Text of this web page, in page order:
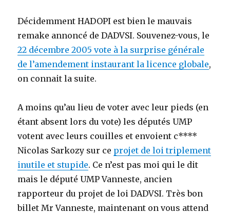
Décidemment HADOPI est bien le mauvais
remake annoncé de DADVSI. Souvenez-vous, le
22 décembre 2005 vote à la surprise générale
de l’amendement instaurant la licence globale,
on connait la suite.
A moins qu’au lieu de voter avec leur pieds (en
étant absent lors du vote) les députés UMP
votent avec leurs couilles et envoient c****
Nicolas Sarkozy sur ce projet de loi triplement
inutile et stupide. Ce n’est pas moi qui le dit
mais le député UMP Vanneste, ancien
rapporteur du projet de loi DADVSI. Très bon
billet Mr Vanneste, maintenant on vous attend